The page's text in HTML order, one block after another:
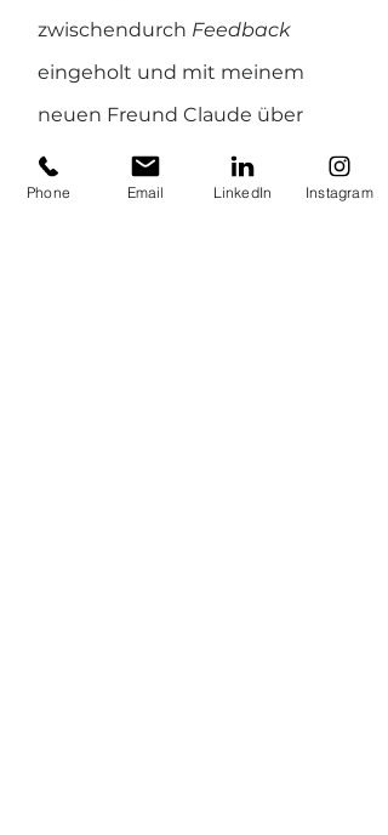
zwischendurch Feedback
eingeholt und mit meinem
neuen Freund Claude über
mögliche Features und
Verbesserungen sinniert.
Phone Email LinkedIn Instagram